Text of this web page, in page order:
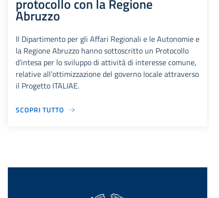
protocollo con la Regione
Abruzzo
Il Dipartimento per gli Affari Regionali e le Autonomie e
la Regione Abruzzo hanno sottoscritto un Protocollo
d’intesa per lo sviluppo di attività di interesse comune,
relative all’ottimizzazione del governo locale attraverso
il Progetto ITALIAE.
SCOPRI TUTTO